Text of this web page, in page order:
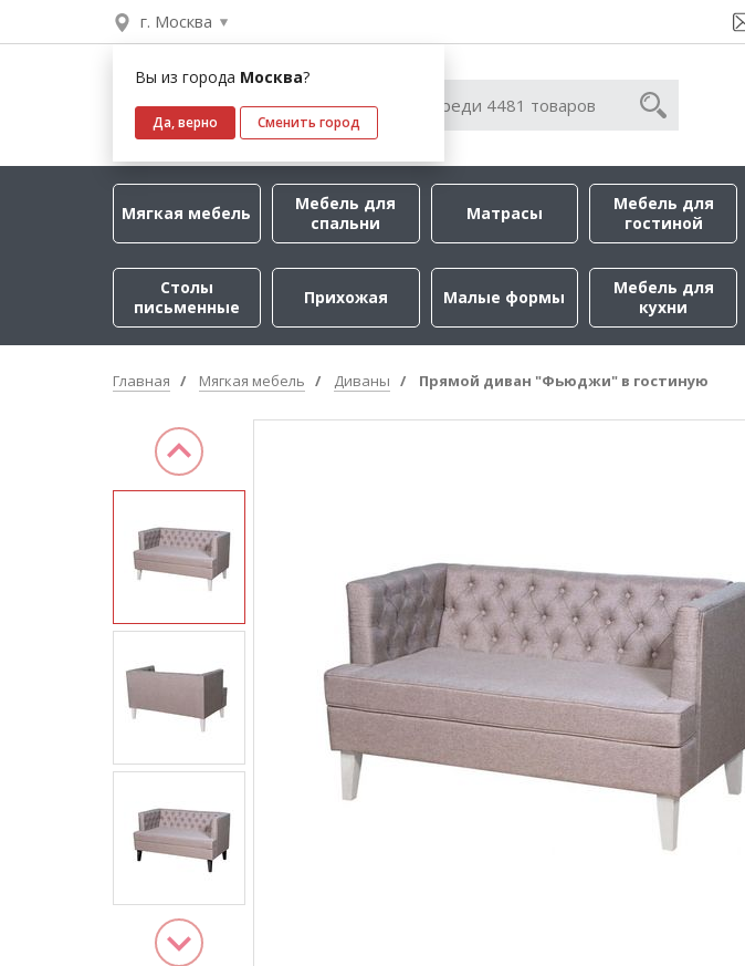
г. Москва
Вы из города Москва?
Да, верно Сменить город
Мягкая мебель
Мебель для
спальни
Матрасы
Мебель для
гостиной
Столы
письменные
Прихожая Малые формы
Мебель для
кухни
Главная Мягкая мебель Диваны Прямой диван "Фьюджи" в гостиную